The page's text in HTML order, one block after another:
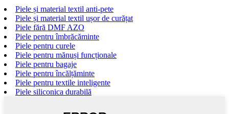
Piele și material textil anti-pete
Piele și material textil ușor de curățat
Piele fără DMF AZO
Piele pentru îmbrăcăminte
Piele pentru curele
Piele pentru mănuși funcționale
Piele pentru bagaje
Piele pentru încălțăminte
Piele pentru textile inteligente
Piele siliconica durabilă